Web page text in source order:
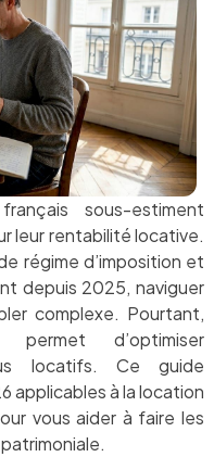
sous-estiment
leur rentabilité locative.
régime d’imposition et
depuis 2025, naviguer
complexe. Pourtant,
permet d’optimiser
locatifs. Ce guide
applicables à la location
vous aider à faire les